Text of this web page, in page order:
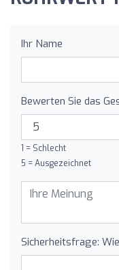
Ihr Name
Bewerten Sie das
1 = Schlecht
5 = Ausgezeichnet
Sicherheitsfrage: